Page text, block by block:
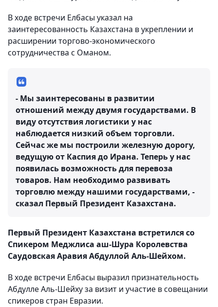
В ходе встречи Елбасы указал на
заинтересованность Казахстана в укреплении и
расширении торгово-экономического
сотрудничества с Оманом.
- Мы заинтересованы в развитии
отношений между двумя государствами. В
виду отсутствия логистики у нас
наблюдается низкий объем торговли.
Сейчас же мы построили железную дорогу,
ведущую от Каспия до Ирана. Теперь у нас
появилась возможность для перевоза
товаров. Нам необходимо развивать
торговлю между нашими государствами, -
сказал Первый Президент Казахстана.
Первый Президент Казахстана встретился со
Спикером Меджлиса аш-Шура Королевства
Саудовская Аравия Абдуллой Аль-Шейхом.
В ходе встречи Елбасы выразил признательность
Абдулле Аль-Шейху за визит и участие в совещании
спикеров стран Евразии.